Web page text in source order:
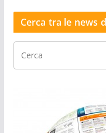
Cerca tra le news